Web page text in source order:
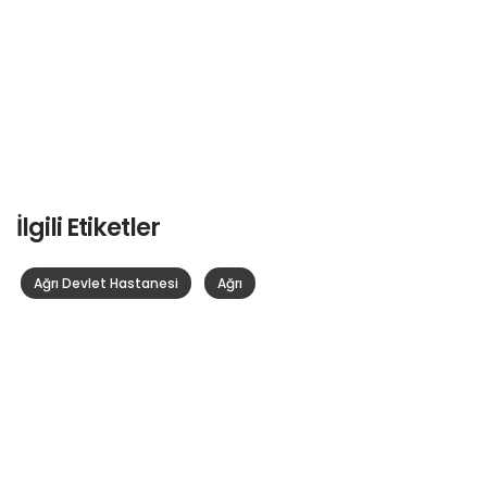
İlgili Etiketler
Ağrı Devlet Hastanesi Ağrı